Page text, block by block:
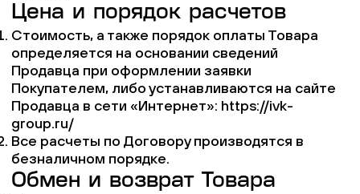
Цена и порядок расчетов
Стоимость, а также порядок оплаты Товара
определяется на основании сведений
Продавца при оформлении заявки
Покупателем, либо устанавливаются на сайте
Продавца в сети «Интернет»: https://ivk-
group.ru/
Все расчеты по Договору производятся в
безналичном порядке.
Обмен и возврат Товара